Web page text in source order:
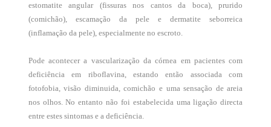
estomatite angular (fissuras nos cantos da boca), prurido
(comichão), escamação da pele e dermatite seborreica
(inflamação da pele), especialmente no escroto.
Pode acontecer a vascularização da córnea em pacientes com
deficiência em riboflavina, estando então associada com
fotofobia, visão diminuida, comichão e uma sensação de areia
nos olhos. No entanto não foi estabelecida uma ligação directa
entre estes sintomas e a deficiência.